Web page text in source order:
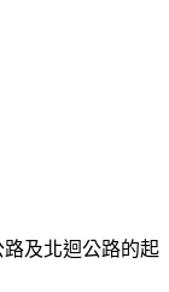
及北迴公路的起